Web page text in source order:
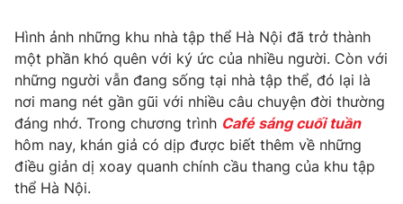
Câu chuyện quốc tế
Thị trường
Góc doanh nghiệp
Dữ liệu và đời sống
Truyền hình
Phim VTV
Hậu trường
Nhân vật
Giải trí
Điện ảnh
Đời sống
Hình ảnh những khu nhà tập thể Hà Nội đã trở thành
một phần khó quên với ký ức của nhiều người. Còn với
những người vẫn đang sống tại nhà tập thể, đó lại là
nơi mang nét gần gũi với nhiều câu chuyện đời thường
đáng nhớ. Trong chương trình Café sáng cuối tuần
hôm nay, khán giả có dịp được biết thêm về những
điều giản dị xoay quanh chính cầu thang của khu tập
thể Hà Nội.